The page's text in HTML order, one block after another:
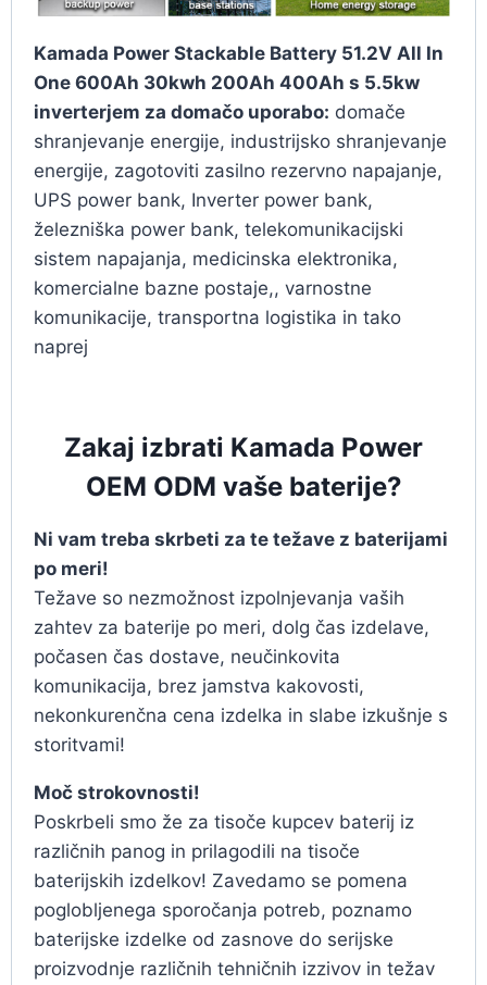
Kamada Power Stackable Battery 51.2V All In
One 600Ah 30kwh 200Ah 400Ah s 5.5kw
inverterjem za domačo uporabo: domače
shranjevanje energije, industrijsko shranjevanje
energije, zagotoviti zasilno rezervno napajanje,
UPS power bank, Inverter power bank,
železniška power bank, telekomunikacijski
sistem napajanja, medicinska elektronika,
komercialne bazne postaje,, varnostne
komunikacije, transportna logistika in tako
naprej
Zakaj izbrati Kamada Power
OEM ODM vaše baterije?
Ni vam treba skrbeti za te težave z baterijami
po meri!
Težave so nezmožnost izpolnjevanja vaših
zahtev za baterije po meri, dolg čas izdelave,
počasen čas dostave, neučinkovita
komunikacija, brez jamstva kakovosti,
nekonkurenčna cena izdelka in slabe izkušnje s
storitvami!
Moč strokovnosti!
Poskrbeli smo že za tisoče kupcev baterij iz
različnih panog in prilagodili na tisoče
baterijskih izdelkov! Zavedamo se pomena
poglobljenega sporočanja potreb, poznamo
baterijske izdelke od zasnove do serijske
proizvodnje različnih tehničnih izzivov in težav